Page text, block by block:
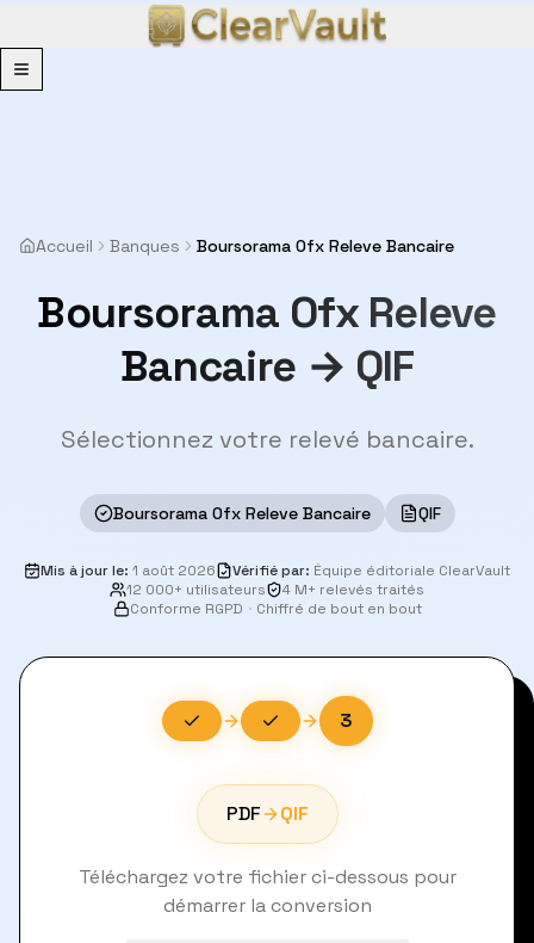
Menu
Accueil Banques Boursorama Ofx Releve Bancaire
Boursorama Ofx Releve
Bancaire → QIF
Sélectionnez votre relevé bancaire.
Boursorama Ofx Releve Bancaire QIF
Mis à jour le: 1 août 2026 Vérifié par: Équipe éditoriale ClearVault
12 000+ utilisateurs
4 M+ relevés traités
Conforme RGPD · Chiffré de bout en bout
3
PDF QIF
Téléchargez votre fichier ci-dessous pour
démarrer la conversion